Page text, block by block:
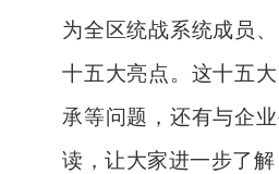
为全区统战系统成员
十五大亮点。这十五
承等问题，还有与企
读，让大家进一步了